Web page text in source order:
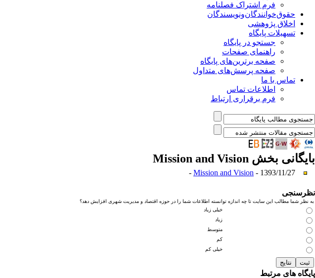
فرم اشتراک فصلنامه
حقوق‌خوانندگان‌و‌نویسندگان
اخلاق پژوهشی
تسهیلات پایگاه
جستجو در پایگاه
راهنمای صفحات
صفحه برترین‌های پایگاه
صفحه پرسش‌های متداول
تماس با ما
اطلاعات تماس
فرم برقراری ارتباط
بایگانی بخش Mission and Vision
Mission and Vision - 1393/11/27 -
نظرسنجی
به نظر شما مطالب این سایت تا چه اندازه توانسته اطلاعات شما را در حوزه اقتصاد و مدیریت شهری افزایش دهد؟
خیلی زیاد
زیاد
متوسط
کم
خیلی کم
پایگاه های مرتبط